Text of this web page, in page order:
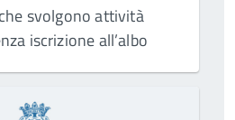
svolgono attività
iscrizione all’albo